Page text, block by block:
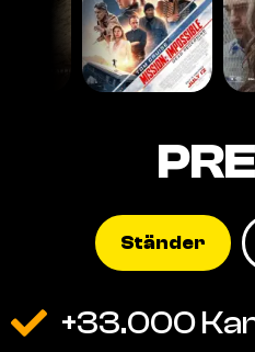
Ständer
+33.000